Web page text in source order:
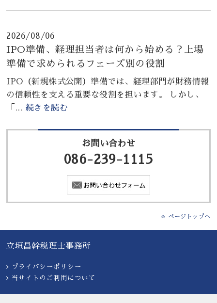
2026/08/06
IPO準備、経理担当者は何から始める？上場
準備で求められるフェーズ別の役割
IPO（新規株式公開）準備では、経理部門が財務情報
の信頼性を支える重要な役割を担います。 しかし、
「... 続きを読む
お問い合わせ
086-239-1115
ページトップへ
立垣昌幹税理士事務所
プライバシーポリシー
当サイトのご利用について